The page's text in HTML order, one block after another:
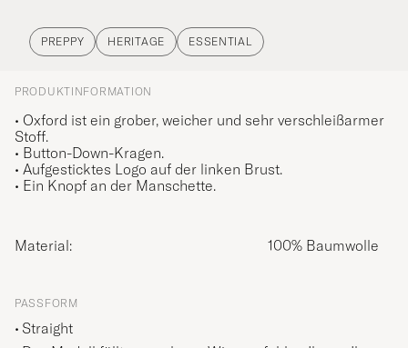
PREPPY HERITAGE ESSENTIAL
PRODUKTINFORMATION
• Oxford ist ein grober, weicher und sehr verschleißarmer
Stoff.
• Button-Down-Kragen.
• Aufgesticktes Logo auf der linken Brust.
• Ein Knopf an der Manschette.
Material: 100% Baumwolle
PASSFORM
Straight